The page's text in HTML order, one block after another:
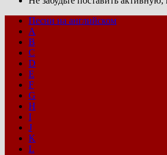
Песни на английском
A
B
C
D
E
F
G
H
I
J
K
L